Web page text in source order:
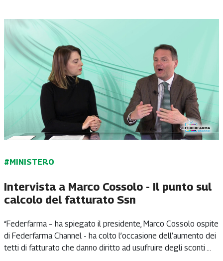
#MINISTERO
Intervista a Marco Cossolo - Il punto sul
calcolo del fatturato Ssn
“Federfarma – ha spiegato il presidente, Marco Cossolo ospite
di Federfarma Channel - ha colto l’occasione dell’aumento dei
tetti di fatturato che danno diritto ad usufruire degli sconti ...